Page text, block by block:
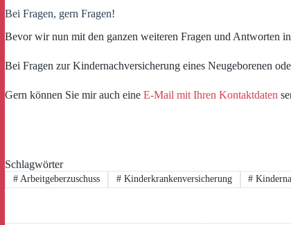
Bei Fragen, gern Fragen!
Bevor wir nun mit den ganzen weiteren Fragen und Antworten
Bei Fragen zur Kindernachversicherung eines Neugeborenen
Gern können Sie mir auch eine E-Mail mit Ihren Kontaktdaten
Schlagwörter
#Arbeitgeberzuschuss #Kinderkrankenversicherung #